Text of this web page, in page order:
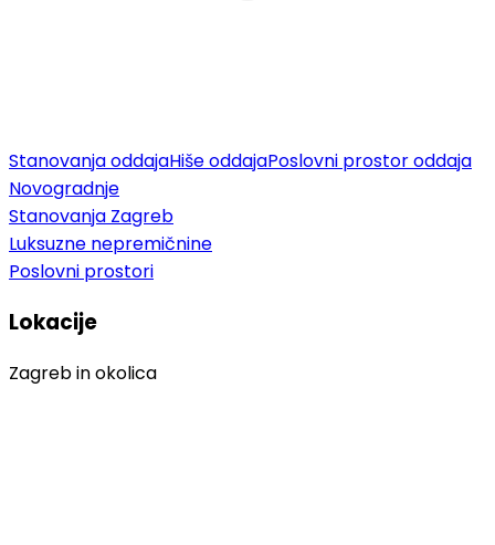
Stanovanja oddajaHiše oddajaPoslovni prostor oddaja
Novogradnje
Stanovanja Zagreb
Luksuzne nepremičnine
Poslovni prostori
Lokacije
Zagreb in okolica